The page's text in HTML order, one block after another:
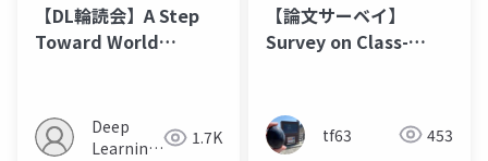
【DL輪読会】A Step
Toward World
Deep
Learning
1.7K
【論文サーベイ】
Survey on Class-
tf63 453